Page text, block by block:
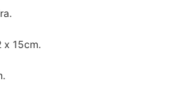
x 15cm.